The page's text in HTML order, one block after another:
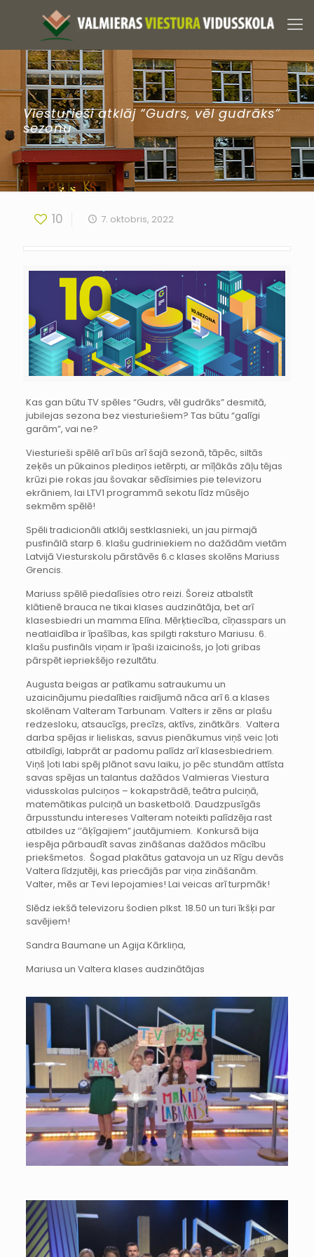
Viesturieši atklāj “Gudrs, vēl gudrāks”
sezonu
10 7. oktobris, 2022
Kas gan būtu TV spēles “Gudrs, vēl gudrāks” desmitā,
jubilejas sezona bez viesturiešiem? Tas būtu “galīgi
garām”, vai ne?
Viesturieši spēlē arī būs arī šajā sezonā, tāpēc, siltās
zeķēs un pūkainos plediņos ietērpti, ar mīļākās zāļu tējas
krūzi pie rokas jau šovakar sēdīsimies pie televizoru
ekrāniem, lai LTV1 programmā sekotu līdz mūsējo
sekmēm spēlē!
Spēli tradicionāli atklāj sestklasnieki, un jau pirmajā
pusfinālā starp 6. klašu gudriniekiem no dažādām vietām
Latvijā Viesturskolu pārstāvēs 6.c klases skolēns Mariuss
Grencis.
Mariuss spēlē piedalīsies otro reizi. Šoreiz atbalstīt
klātienē brauca ne tikai klases audzinātāja, bet arī
klasesbiedri un mamma Elīna. Mērķtiecība, cīņasspars un
neatlaidība ir īpašības, kas spilgti raksturo Mariusu. 6.
klašu pusfināls viņam ir īpaši izaicinošs, jo ļoti gribas
pārspēt iepriekšējo rezultātu.
Augusta beigas ar patīkamu satraukumu un
uzaicinājumu piedalīties raidījumā nāca arī 6.a klases
skolēnam Valteram Tarbunam. Valters ir zēns ar plašu
redzesloku, atsaucīgs, precīzs, aktīvs, zinātkārs. Valtera
darba spējas ir lieliskas, savus pienākumus viņš veic ļoti
atbildīgi, labprāt ar padomu palīdz arī klasesbiedriem.
Viņš ļoti labi spēj plānot savu laiku, jo pēc stundām attīsta
savas spējas un talantus dažādos Valmieras Viestura
vidusskolas pulciņos – kokapstrādē, teātra pulciņā,
matemātikas pulciņā un basketbolā. Daudzpusīgās
ārpusstundu intereses Valteram noteikti palīdzēja rast
atbildes uz ‘’āķīgajiem” jautājumiem. Konkursā bija
iespēja pārbaudīt savas zināšanas dažādos mācību
priekšmetos. Šogad plakātus gatavoja un uz Rīgu devās
Valtera līdzjutēji, kas priecājās par viņa zināšanām.
Valter, mēs ar Tevi lepojamies! Lai veicas arī turpmāk!
Slēdz iekšā televizoru šodien plkst. 18.50 un turi īkšķi par
savējiem!
Sandra Baumane un Agija Kārkliņa,
Mariusa un Valtera klases audzinātājas